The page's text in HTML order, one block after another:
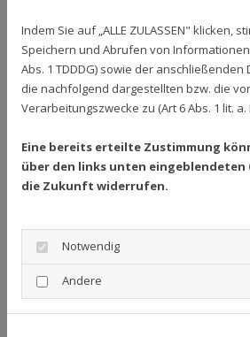
In meinem Garten…
geschäftlichen Gesprächen, Fragen
zerknülltem Papier und gelöschten
Arbeit, Erschöpfung, Zuversicht und
in meinen Garten…..
In meinem Garten - Eine
Indem Sie auf „ALLE ZULASSEN" klicken,
Speichern und Abrufen von
Abs. 1 TDDDG) sowie der
die nachfolgend dargestellten bzw. die
Verarbeitungszwecke zu (Art 6 Abs. 1 lit. a.
Eine bereits erteilte Zustimmung
über den links unten
die Zukunft widerrufen.
Notwendig
Andere